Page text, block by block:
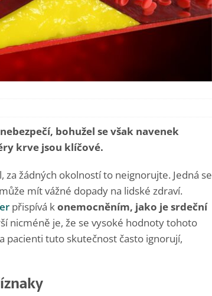
bohužel se však navenek
krve jsou klíčové.
žádných okolností to neignorujte. Jedná se
mít vážné dopady na lidské zdraví.
přispívá konemocněním, jako je srdeční
nicméně je, že se vysoké hodnoty tohoto
pacienti tuto skutečnost často ignorují,